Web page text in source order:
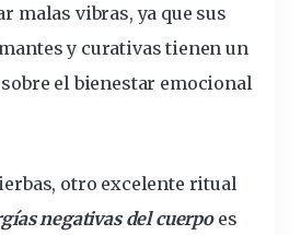
malas vibras, ya que sus
y curativas tienen un
el bienestar emocional
otro excelente ritual
negativas del cuerpoes